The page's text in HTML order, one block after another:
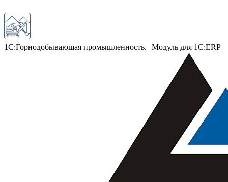
1С:Горнодобывающая промышленность. Модуль для 1С:ERP